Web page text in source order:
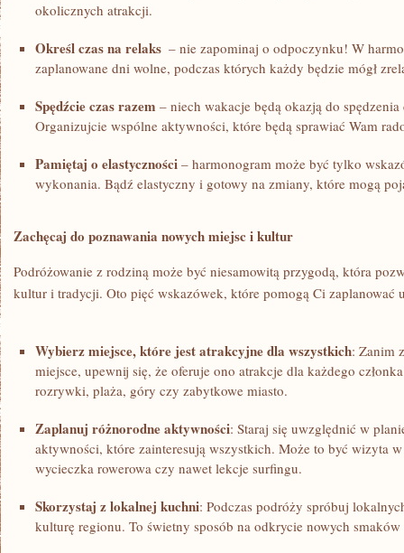
⁢okolicznych atrakcji.
Określ czas na relaks – nie zapominaj o odpoczynku! ‌W‌
zaplanowane⁤ dni wolne, ⁣podczas których każdy‍ będzie mógł
Spędźcie czas razem – niech wakacje będą okazją do‍
⁤Organizujcie wspólne aktywności, ‍które będą sprawiać Wam
Pamiętaj o elastyczności – ⁤harmonogram‌ może być tylko
wykonania. Bądź elastyczny i gotowy na zmiany, ⁢które mogą
Zachęcaj do poznawania nowych ⁢miejsc i kultur
Podróżowanie z rodziną ⁢może ⁤być ‌niesamowitą przygodą, która
kultur⁤ i ​tradycji. Oto pięć ​wskazówek, które pomogą​ Ci zaplanować
Wybierz miejsce, ⁤które jest atrakcyjne‍ dla wszystkich: Zanim
miejsce,​ upewnij⁢ się, że oferuje ono atrakcje dla każdego
rozrywki, plaża, ‌góry czy zabytkowe miasto.
Zaplanuj różnorodne aktywności: Staraj ‌się uwzględnić w
‌aktywności, ⁢które zainteresują ⁤wszystkich.⁢ Może ⁣to być wizyta
⁢wycieczka rowerowa czy nawet lekcje surfingu.
Skorzystaj ​z lokalnej kuchni: Podczas podróży⁤ spróbuj
kulturę regionu. To świetny sposób na‌ odkrycie nowych‌